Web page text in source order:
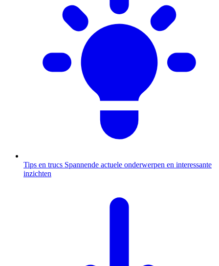
Tips en trucs Spannende actuele onderwerpen en interessante
inzichten